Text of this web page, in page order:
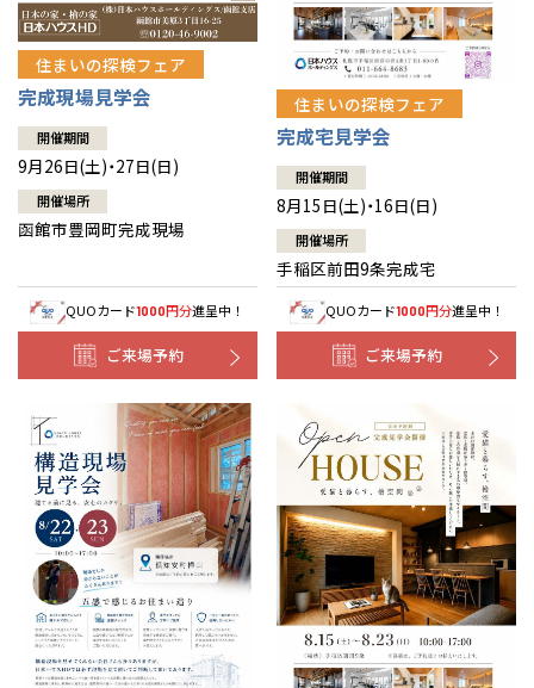
住まいの探検フェア
完成現場見学会
開催期間
9月26日(土)・27日(日)
開催場所
函館市豊岡町完成現場
QUOカード1000円分進呈中！
ご来場予約
住まいの探検フェア
完成宅見学会
開催期間
8月15日(土)・16日(日)
開催場所
手稲区前田9条完成宅
QUOカード1000円分進呈中！
ご来場予約
全国の展示場
北海道
札幌
東北
お近くのイベント
北海道
札幌
札幌
小樽
東北